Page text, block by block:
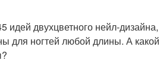
идей двухцветного нейл-дизайна,
для ногтей любой длины. А какой